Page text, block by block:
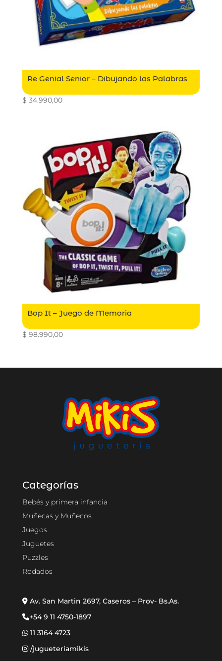
Re Genial Senior – Dibujando las Palabras
$ 34.990,00
Bop It – Juego de Memoria
$ 98.990,00
Categorías
Bebés y primera infancia
Muñecas y Muñecos
Juegos
Juguetes
Puzzles
Rodados
Av. San Martin 2697, Caseros – Prov- Bs.As.
+54 9 11 4750-1897
11 3164 4723
/jugueteriamikis